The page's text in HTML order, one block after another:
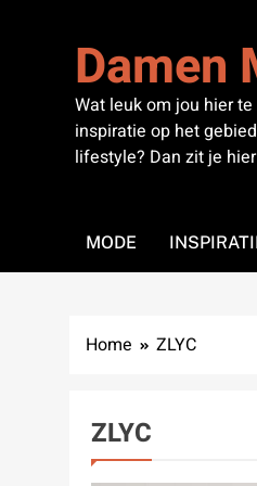
Damen
Wat leuk om jou hier
inspiratie op het
lifestyle? Dan zit je
MODE
Home ZLYC
ZLYC